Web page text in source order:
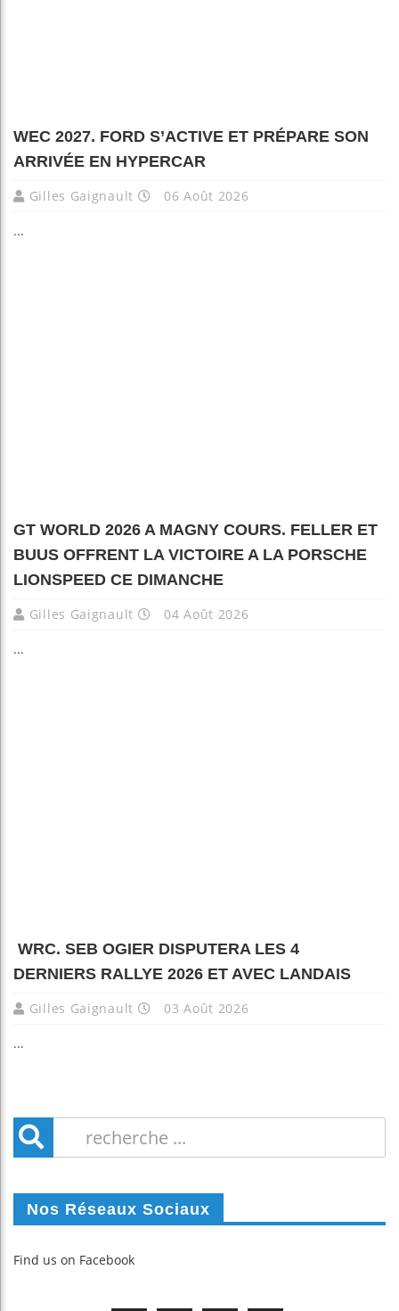
WEC 2027. FORD S’ACTIVE ET PRÉPARE SON
ARRIVÉE EN HYPERCAR
Gilles Gaignault 06 Août 2026
...
GT WORLD 2026 A MAGNY COURS. FELLER ET
BUUS OFFRENT LA VICTOIRE A LA PORSCHE
LIONSPEED CE DIMANCHE
Gilles Gaignault 04 Août 2026
...
WRC. SEB OGIER DISPUTERA LES 4
DERNIERS RALLYE 2026 ET AVEC LANDAIS
Gilles Gaignault 03 Août 2026
...
Nos Réseaux Sociaux
Find us on Facebook